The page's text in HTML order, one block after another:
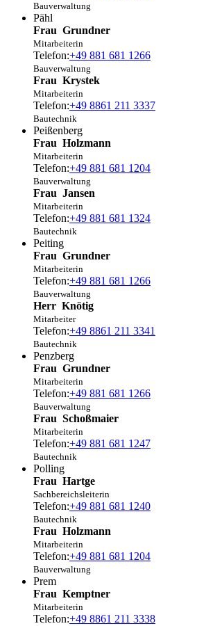
Bauverwaltung
Pähl
Frau Grundner
Mitarbeiterin
Telefon:+49 881 681 1266
Bauverwaltung
Frau Krystek
Mitarbeiterin
Telefon:+49 8861 211 3337
Bautechnik
Peißenberg
Frau Holzmann
Mitarbeiterin
Telefon:+49 881 681 1204
Bauverwaltung
Frau Jansen
Mitarbeiterin
Telefon:+49 881 681 1324
Bautechnik
Peiting
Frau Grundner
Mitarbeiterin
Telefon:+49 881 681 1266
Bauverwaltung
Herr Knötig
Mitarbeiter
Telefon:+49 8861 211 3341
Bautechnik
Penzberg
Frau Grundner
Mitarbeiterin
Telefon:+49 881 681 1266
Bauverwaltung
Frau Schoßmaier
Mitarbeiterin
Telefon:+49 881 681 1247
Bautechnik
Polling
Frau Hartge
Sachbereichsleiterin
Telefon:+49 881 681 1240
Bautechnik
Frau Holzmann
Mitarbeiterin
Telefon:+49 881 681 1204
Bauverwaltung
Prem
Frau Kemptner
Mitarbeiterin
Telefon:+49 8861 211 3338